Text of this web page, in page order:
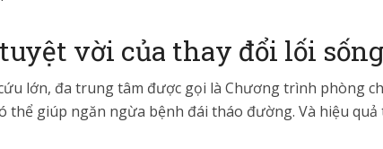
vời của thay đổi lối sống
lớn, đa trung tâm được gọi là Chương trình phòng
thể giúp ngăn ngừa bệnh đái tháo đường. Và hiệu